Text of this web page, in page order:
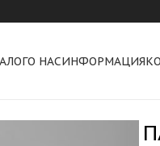
О НАСИНФОРМАЦИЯ